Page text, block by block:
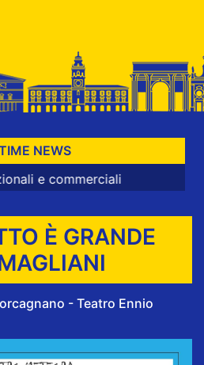
NEWS
È GRANDE
- Teatro Ennio